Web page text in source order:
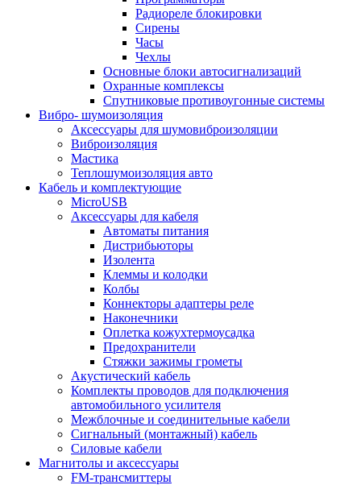
Радиореле блокировки
Сирены
Часы
Чехлы
Основные блоки автосигнализаций
Охранные комплексы
Спутниковые противоугонные системы
Вибро- шумоизоляция
Аксессуары для шумовиброизоляции
Виброизоляция
Мастика
Теплошумоизоляция авто
Кабель и комплектующие
MicroUSB
Аксессуары для кабеля
Автоматы питания
Дистрибьюторы
Изолента
Клеммы и колодки
Колбы
Коннекторы адаптеры реле
Наконечники
Оплетка кожухтермоусадка
Предохранители
Стяжки зажимы грометы
Акустический кабель
Комплекты проводов для подключения
автомобильного усилителя
Межблочные и соединительные кабели
Сигнальный (монтажный) кабель
Силовые кабели
Магнитолы и аксессуары
FM-трансмиттеры